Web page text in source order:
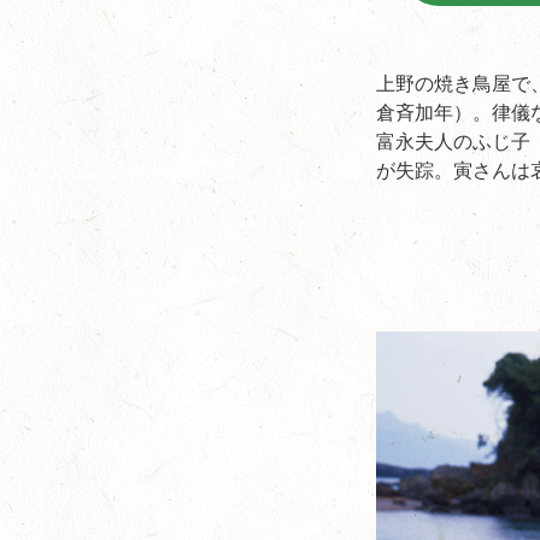
上野の焼き鳥屋で
倉斉加年）。律儀
富永夫人のふじ子
が失踪。寅さんは